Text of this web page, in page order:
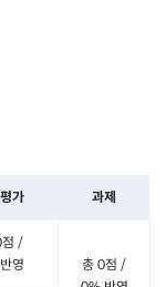
가 과제
/
영
총 0점 /